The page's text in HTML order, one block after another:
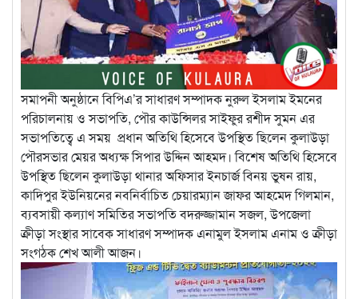
সমাপনী অনুষ্ঠানে বিপিএ’র সাধারণ সম্পাদক নুরুল ইসলাম ইমনের
পরিচালনায় ও সভাপতি, পৌর কাউন্সিলর সাইফুর রশীদ সুমন এর
সভাপতিত্বে এ সময় প্রধান অতিথি হিসেবে উপস্থিত ছিলেন কুলাউড়া
পৌরসভার মেয়র অধ্যক্ষ সিপার উদ্দিন আহমদ। বিশেষ অতিথি হিসেবে
উপস্থিত ছিলেন কুলাউড়া থানার অফিসার ইনচার্জ বিনয় ভুষন রায়,
কাদিপুর ইউনিয়নের নবনির্বাচিত চেয়ারম্যান জাফর আহমেদ গিলমান,
ব্যবসায়ী কল্যাণ সমিতির সভাপতি বদরুজ্জামান সজল, উপজেলা
ক্রীড়া সংস্থার সাবেক সাধারণ সম্পাদক এনামুল ইসলাম এনাম ও ক্রীড়া
সংগঠক শেখ আলী আজন।